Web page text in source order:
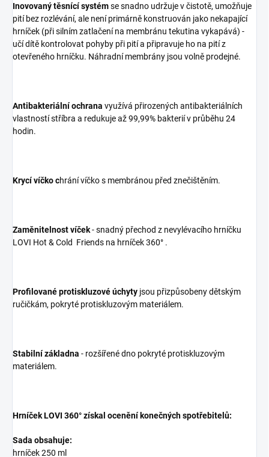
Inovovaný těsnící systémse snadno udržuje v čistotě, umožňuje
pití bez rozlévání, ale není primárně konstruován jako nekapající
hrníček (při silním zatlačení na membránu tekutina vykapává) -
učí dítě kontrolovat pohyby při pití a připravuje ho na pití z
otevřeného hrníčku. Náhradní membrány jsou volně prodejné.
Antibakteriální ochrana využívá přirozených antibakteriálních
vlastností stříbra a redukuje až 99,99% bakterií v průběhu 24
hodin.
Krycí víčko chrání víčko s membránou před znečištěním.
Zaměnitelnost víček- snadný přechod z nevylévacího hrníčku
LOVI Hot & Cold Friends na hrníček 360° .
Profilované protiskluzové úchyty jsou přizpůsobeny dětským
ručičkám, pokryté protiskluzovým materiálem.
Stabilní základna - rozšířené dno pokryté protiskluzovým
materiálem.
Hrníček LOVI 360° získal ocenění konečných spotřebitelů:
Sada obsahuje:
hrníček 250 ml